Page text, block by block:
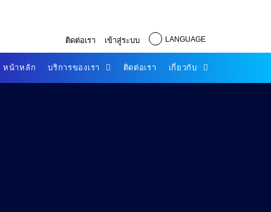
ติดต่อเรา เข้าสู่ระบบ LANGUAGE
หน้าหลัก บริการของเรา ติดต่อเรา เกี่ยวกับ